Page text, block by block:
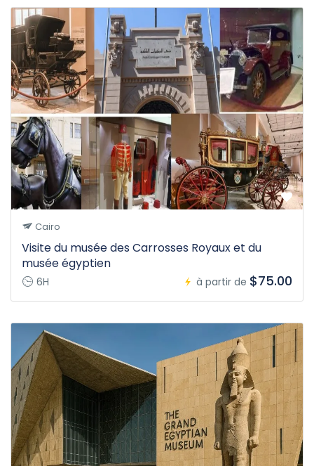
Cairo
Visite du musée des Carrosses Royaux et du
musée égyptien
6H à partir de $75.00